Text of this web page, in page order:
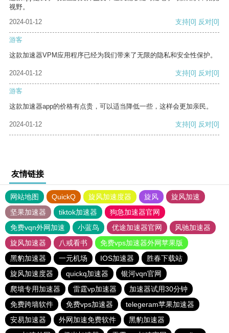
视野。
2024-01-12
支持[0] 反对[0]
游客
这款加速器VPM应用程序已经为我们带来了无限的隐私和安全性保护。
2024-01-12 支持[0] 反对[0]
游客
这款加速器app的价格有点贵，可以适当降低一些，这样会更加亲民。
2024-01-12 支持[0] 反对[0]
友情链接
网站地图 QuickQ 旋风加速度器 旋风
旋风加速
坚果加速器
tiktok加速器
狗急加速器官网
免费vqn外网加速
小蓝鸟 优途加速器官网
风驰加速器
旋风加速器
八戒看书
免费vps加速器外网苹果版
黑豹加速器
一元机场 IOS加速器
胜春下载站
旋风加速度器
quickq加速器
银河vqn官网
爬墙专用加速器
雷霆vp加速器
加速器试用30分钟
免费跨墙软件
免费vps加速器
telegeram苹果加速器
安易加速器
外网加速免费软件
黑豹加速器